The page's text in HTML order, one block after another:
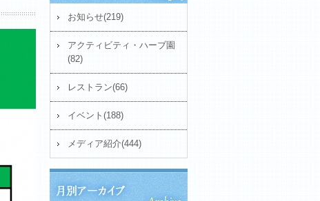
お知らせ(219)
アクティビティ・ハーブ園
(82)
レストラン(66)
イベント(188)
メディア紹介(444)